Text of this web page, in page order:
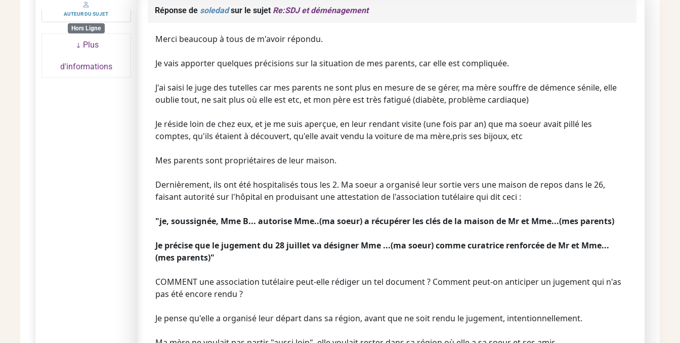
AUTEUR DU SUJET
Hors Ligne
Plus
d'informations
Réponse de soledadsur le sujet Re:SDJ et déménagement
Merci beaucoup à tous de m'avoir répondu.
Je vais apporter quelques précisions sur la situation de mes parents, car elle est compliquée.
J'ai saisi le juge des tutelles car mes parents ne sont plus en mesure de se gérer, ma mère souffre de démence sénile, elle
oublie tout, ne sait plus où elle est etc, et mon père est très fatigué (diabète, problème cardiaque)
Je réside loin de chez eux, et je me suis aperçue, en leur rendant visite (une fois par an) que ma soeur avait pillé les
comptes, qu'ils étaient à découvert, qu'elle avait vendu la voiture de ma mère,pris ses bijoux, etc
Mes parents sont propriétaires de leur maison.
Dernièrement, ils ont été hospitalisés tous les 2. Ma soeur a organisé leur sortie vers une maison de repos dans le 26,
faisant autorité sur l'hôpital en produisant une attestation de l'association tutélaire qui dit ceci :
"je, soussignée, Mme B... autorise Mme..(ma soeur) a récupérer les clés de la maison de Mr et Mme...(mes parents)
Je précise que le jugement du 28 juillet va désigner Mme ...(ma soeur) comme curatrice renforcée de Mr et Mme...
(mes parents)"
COMMENT une association tutélaire peut-elle rédiger un tel document ? Comment peut-on anticiper un jugement qui n'as
pas été encore rendu ?
Je pense qu'elle a organisé leur départ dans sa région, avant que ne soit rendu le jugement, intentionnellement.